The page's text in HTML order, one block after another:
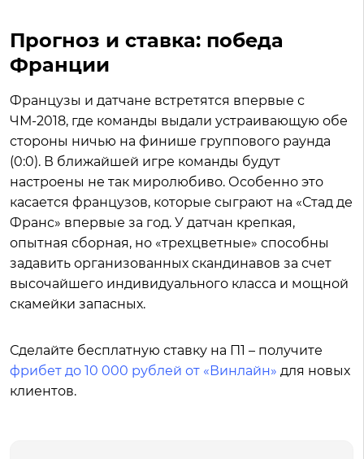
Прогноз и ставка: победа
Франции
Французы и датчане встретятся впервые с
ЧМ-2018, где команды выдали устраивающую обе
стороны ничью на финише группового раунда
(0:0). В ближайшей игре команды будут
настроены не так миролюбиво. Особенно это
касается французов, которые сыграют на «Стад де
Франс» впервые за год. У датчан крепкая,
опытная сборная, но «трехцветные» способны
задавить организованных скандинавов за счет
высочайшего индивидуального класса и мощной
скамейки запасных.
Сделайте бесплатную ставку на П1 – получите
фрибет до 10 000 рублей от «Винлайн» для новых
клиентов.